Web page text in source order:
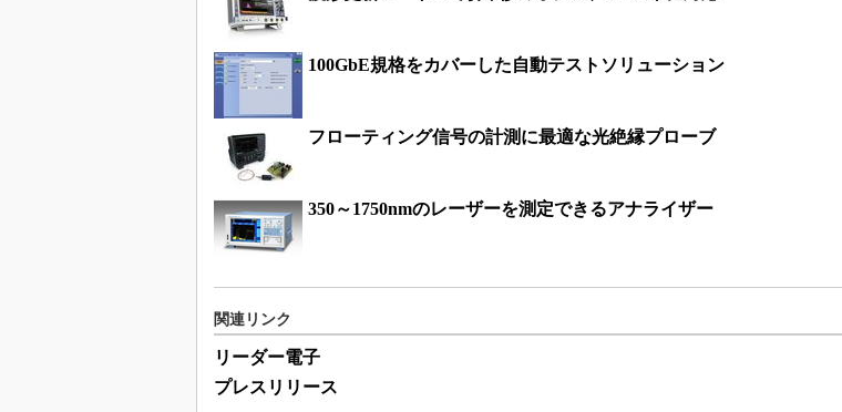
100GbE規格をカバーした自動テストソリューション
フローティング信号の計測に最適な光絶縁プローブ
350～1750nmのレーザーを測定できるアナライザー
関連リンク
リーダー電子
プレスリリース